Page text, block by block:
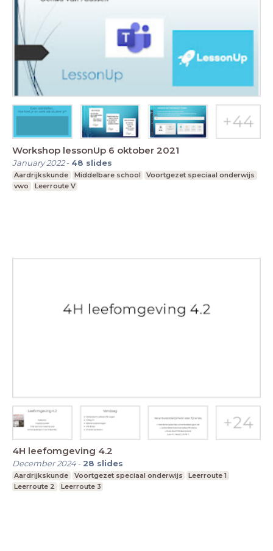
Workshop lessonUp 6 oktober 2021
January 2022- 48 slides
Aardrijkskunde Middelbare school
Voortgezet speciaal onderwijs
vwo
Leerroute V
4H leefomgeving 4.2
December 2024- 28 slides
Aardrijkskunde Voortgezet speciaal onderwijs
Leerroute 1
Leerroute 2
Leerroute 3